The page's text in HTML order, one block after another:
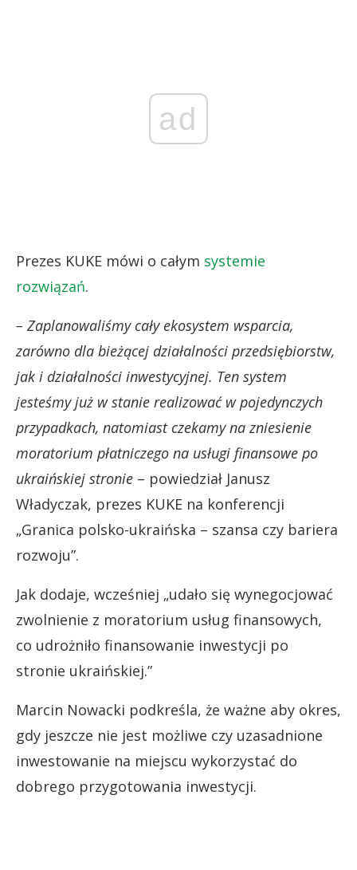
ad
Prezes KUKE mówi o całym systemie
rozwiązań.
– Zaplanowaliśmy cały ekosystem wsparcia,
zarówno dla bieżącej działalności przedsiębiorstw,
jak i działalności inwestycyjnej. Ten system
jesteśmy już w stanie realizować w pojedynczych
przypadkach, natomiast czekamy na zniesienie
moratorium płatniczego na usługi finansowe po
ukraińskiej stronie – powiedział Janusz
Władyczak, prezes KUKE na konferencji
„Granica polsko-ukraińska – szansa czy bariera
rozwoju”.
Jak dodaje, wcześniej „udało się wynegocjować
zwolnienie z moratorium usług finansowych,
co udrożniło finansowanie inwestycji po
stronie ukraińskiej.”
Marcin Nowacki podkreśla, że ważne aby okres,
gdy jeszcze nie jest możliwe czy uzasadnione
inwestowanie na miejscu wykorzystać do
dobrego przygotowania inwestycji.